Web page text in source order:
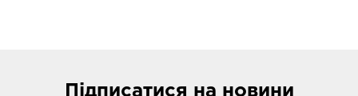
Підписатися на новини